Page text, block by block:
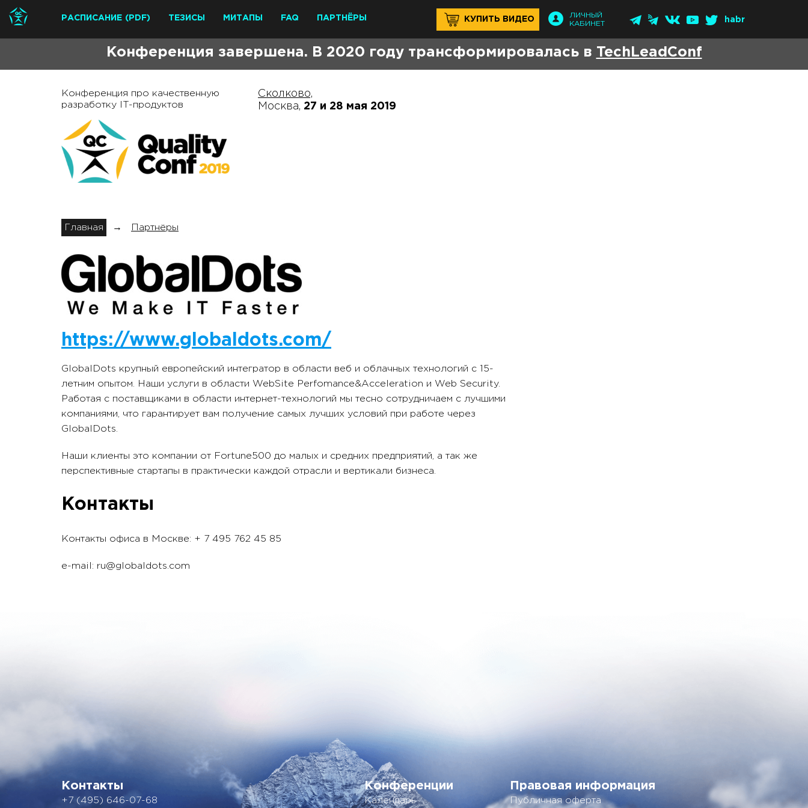
КУПИТЬ ВИДЕО
ЛИЧНЫЙ
КАБИНЕТ
habr
РАСПИСАНИЕ (PDF) ТЕЗИСЫ МИТАПЫ FAQ ПАРТНЁРЫ
Конференция завершена. В 2020 году трансформировалась в TechLeadConf
Конференция про качественную
разработку IT-продуктов
Сколково,
Москва, 27 и 28 мая 2019
Главная → Партнёры
https://www.globaldots.com/
GlobalDots крупный европейский интегратор в области веб и облачных технологий с 15-
летним опытом. Наши услуги в области WebSite Perfomance&Acceleration и Web Security.
Работая c поставщиками в области интернет-технологий мы тесно сотрудничаем с лучшими
компаниями, что гарантирует вам получение самых лучших условий при работе через
GlobalDots.
Наши клиенты это компании от Fortune500 до малых и средних предприятий, а так же
перспективные стартапы в практически каждой отрасли и вертикали бизнеса.
Контакты
Контакты офиса в Москве: + 7 495 762 45 85
e-mail: ru@globaldots.com
Контакты
+7 (495) 646-07-68
Конференции
Календарь
Правовая информация
Публичная оферта